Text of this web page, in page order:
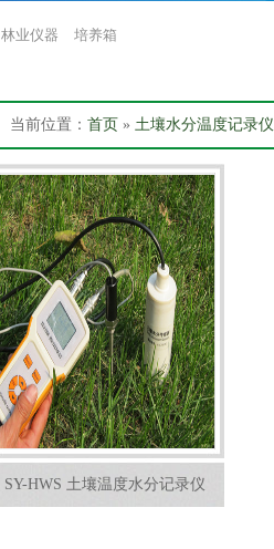
林业仪器 培养箱
当前位置： 首页 » 土壤水分温度记录仪
SY-HWS 土壤温度水分记录仪